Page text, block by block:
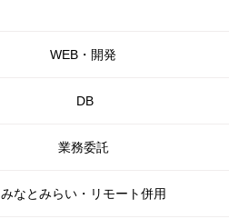
WEB・開発
DB
業務委託
みなとみらい・リモート併用